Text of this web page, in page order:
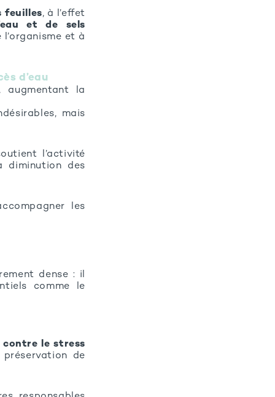
feuilles, à l’effet
et de sels
et à
d’eau
augmentant la
mais
l’activité
diminution des
les
dense : il
comme le
le stress
de